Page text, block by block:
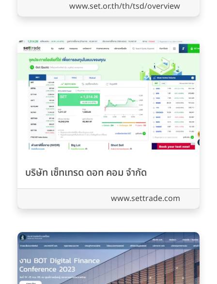
www.set.or.th/th/tsd/overview
บริษัท เซ็ทเทรด ดอท คอม จำกัด
www.settrade.com